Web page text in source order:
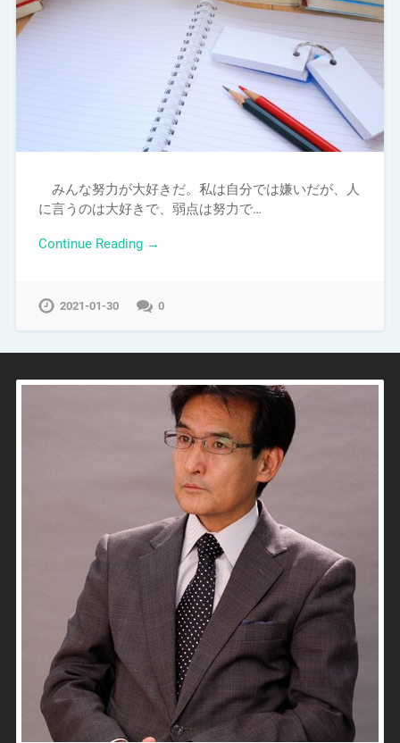
みんな努力が大好きだ。私は自分では嫌いだが、人
に言うのは大好きで、弱点は努力で…
Continue Reading →
2021-01-30 0